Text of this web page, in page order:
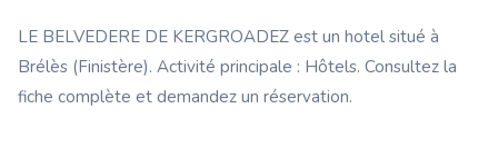
LE BELVEDERE DE KERGROADEZ est un hotel situé à
Brélès (Finistère). Activité principale : Hôtels. Consultez la
fiche complète et demandez un réservation.